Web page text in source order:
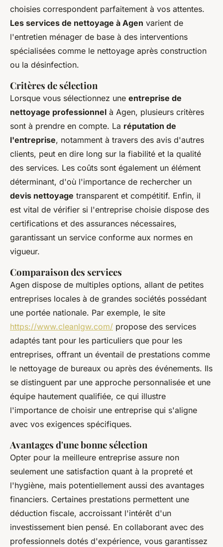
choisies correspondent parfaitement à vos attentes.
Les services de nettoyage à Agen varient de
l'entretien ménager de base à des interventions
spécialisées comme le nettoyage après construction
ou la désinfection.
Critères de sélection
Lorsque vous sélectionnez une entreprise de
nettoyage professionnel à Agen, plusieurs critères
sont à prendre en compte. La réputation de
l'entreprise, notamment à travers des avis d'autres
clients, peut en dire long sur la fiabilité et la qualité
des services. Les coûts sont également un élément
déterminant, d'où l'importance de rechercher un
devis nettoyage transparent et compétitif. Enfin, il
est vital de vérifier si l'entreprise choisie dispose des
certifications et des assurances nécessaires,
garantissant un service conforme aux normes en
vigueur.
Comparaison des services
Agen dispose de multiples options, allant de petites
entreprises locales à de grandes sociétés possédant
une portée nationale. Par exemple, le site
https://www.cleanlgw.com/ propose des services
adaptés tant pour les particuliers que pour les
entreprises, offrant un éventail de prestations comme
le nettoyage de bureaux ou après des événements. Ils
se distinguent par une approche personnalisée et une
équipe hautement qualifiée, ce qui illustre
l'importance de choisir une entreprise qui s'aligne
avec vos exigences spécifiques.
Avantages d'une bonne sélection
Opter pour la meilleure entreprise assure non
seulement une satisfaction quant à la propreté et
l'hygiène, mais potentiellement aussi des avantages
financiers. Certaines prestations permettent une
déduction fiscale, accroissant l'intérêt d'un
investissement bien pensé. En collaborant avec des
professionnels dotés d'expérience, vous garantissez